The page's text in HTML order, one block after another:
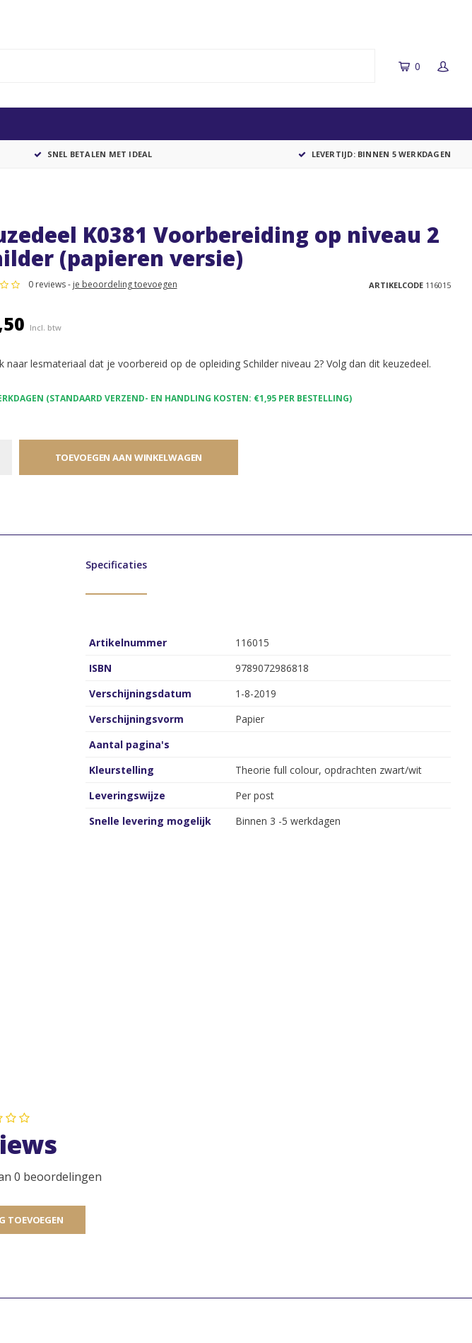
0
SNEL BETALEN MET IDEAL LEVERTIJD: BINNEN 5 WERKDAGEN
K0381 Voorbereiding op niveau 2
(papieren versie)
0 reviews - je beoordeling toevoegen ARTIKELCODE116015
Incl. btw
naar lesmateriaal dat je voorbereid op de opleiding Schilder niveau 2? Volg dan dit keuzedeel.
(STANDAARD VERZEND- EN HANDLING KOSTEN: €1,95 PER BESTELLING)
TOEVOEGEN AAN WINKELWAGEN
Specificaties
Artikelnummer
116015
ISBN
9789072986818
Verschijningsdatum
1-8-2019
Verschijningsvorm
Papier
Aantal pagina's
Kleurstelling
Theorie full colour, opdrachten zwart/wit
Leveringswijze
Per post
Snelle levering mogelijk
Binnen 3 -5 werkdagen
0 beoordelingen
TOEVOEGEN